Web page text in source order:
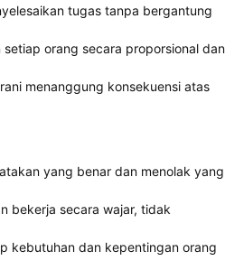
tugas tanpa bergantung
orang secara proporsional dan
menanggung konsekuensi atas
yang benar dan menolak yang
bekerja secara wajar, tidak
kebutuhan dan kepentingan orang